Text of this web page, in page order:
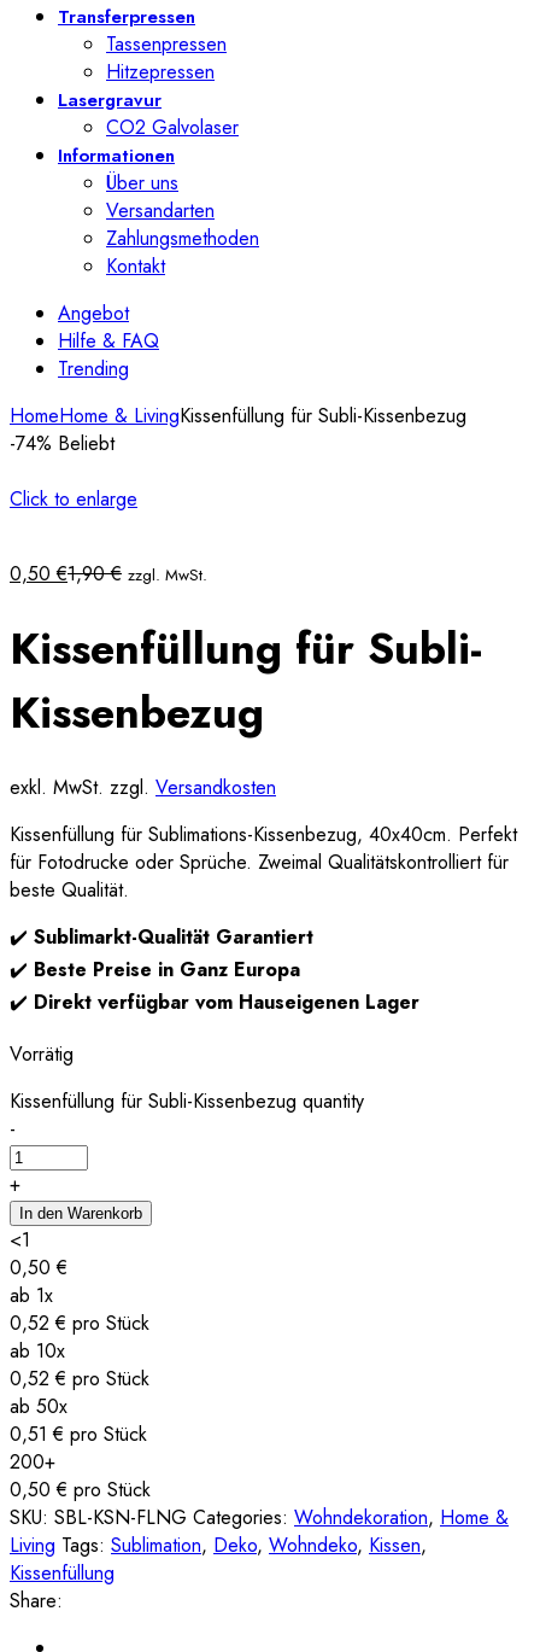
Transferpressen
Tassenpressen
Hitzepressen
Lasergravur
CO2 Galvolaser
Informationen
Über uns
Versandarten
Zahlungsmethoden
Kontakt
Angebot
Hilfe & FAQ
Trending
HomeHome & LivingKissenfüllung für Subli-Kissenbezug
-74% Beliebt
Click to enlarge
0,50€1,90€ zzgl. MwSt.
Kissenfüllung für Subli-
Kissenbezug
exkl. MwSt. zzgl. Versandkosten
Kissenfüllung für Sublimations-Kissenbezug, 40x40cm. Perfekt
für Fotodrucke oder Sprüche. Zweimal Qualitätskontrolliert für
beste Qualität.
✔️ Sublimarkt-Qualität Garantiert
✔️ Beste Preise in Ganz Europa
✔️ Direkt verfügbar vom Hauseigenen Lager
Vorrätig
Kissenfüllung für Subli-Kissenbezug quantity
-
+
In den Warenkorb
<1
0,50€
ab 1x
0,52€ pro Stück
ab 10x
0,52€ pro Stück
ab 50x
0,51€ pro Stück
200+
0,50€ pro Stück
SKU: SBL-KSN-FLNG Categories: Wohndekoration, Home &
Living Tags: Sublimation, Deko, Wohndeko, Kissen,
Kissenfüllung
Share: